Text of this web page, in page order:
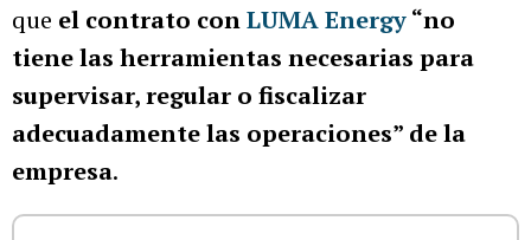
que el contrato conLUMA Energy“no
tiene las herramientas necesarias para
supervisar, regular o fiscalizar
adecuadamente las operaciones” de la
empresa.